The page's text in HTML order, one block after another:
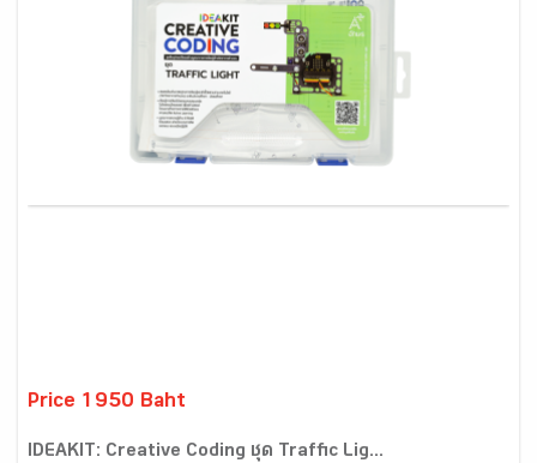
Price 1950 Baht
IDEAKIT: Creative Coding ชุด Traffic Lig...